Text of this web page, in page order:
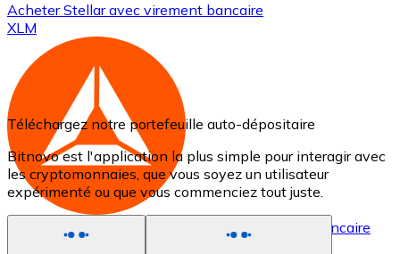
AcheterStellaravec virement bancaire
XLM
Basic Attention Token
avec virement bancaire
Téléchargez notre portefeuille auto-dépositaire
Bitnovo est l'application la plus simple pour interagir avec
les cryptomonnaies, que vous soyez un utilisateur
expérimenté ou que vous commenciez tout juste.